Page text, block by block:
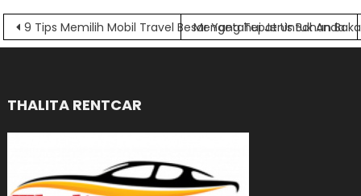
Navigasi
9 Tips Memilih Mobil Travel Besar Yang Tepat Untuk Anda
Mengetahui Jenis Bahan
THALITA RENTCAR